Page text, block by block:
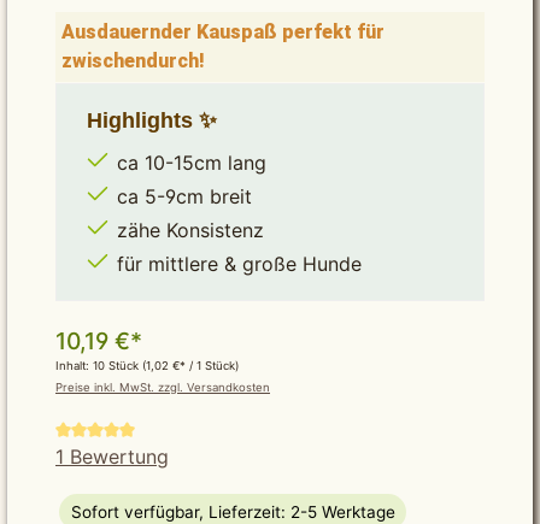
Ausdauernder Kauspaß perfekt für
zwischendurch!
Highlights ✨
ca 10-15cm lang
ca 5-9cm breit
zähe Konsistenz
für mittlere & große Hunde
10,19 €*
Inhalt: 10 Stück (1,02 €* / 1 Stück)
Preise inkl. MwSt. zzgl. Versandkosten
Durchschnittliche Bewertung von 5 von 5 Sternen
1 Bewertung
Sofort verfügbar, Lieferzeit: 2-5 Werktage